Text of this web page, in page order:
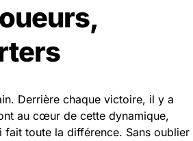
Derrière chaque victoire, il y a
au cœur de cette dynamique,
fait toute la différence. Sans oublier